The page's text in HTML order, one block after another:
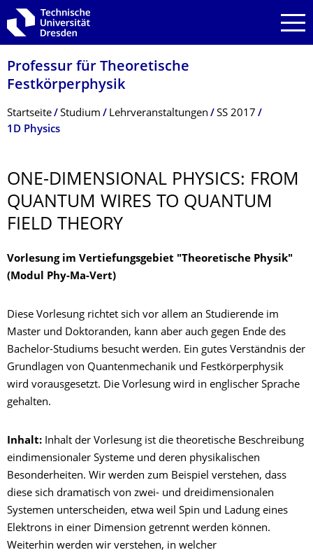
Zur Hauptnavigation springen
Zur Suche springen
Zum Inhalt springen
Professur für Theoretische
Festkörperphysik
Breadcrumb-Menü
Startseite Studium Lehrveranstaltungen
SS 2017
1D Physics
ONE-DIMENSIONAL PHYSICS: FROM
QUANTUM WIRES TO QUANTUM
FIELD THEORY
Vorlesung im Vertiefungsgebiet "Theoretische Physik"
(Modul Phy-Ma-Vert)
Diese Vorlesung richtet sich vor allem an Studierende im
Master und Doktoranden, kann aber auch gegen Ende des
Bachelor-Studiums besucht werden. Ein gutes Verständnis der
Grundlagen von Quantenmechanik und Festkörperphysik
wird vorausgesetzt. Die Vorlesung wird in englischer Sprache
gehalten.
Inhalt: Inhalt der Vorlesung ist die theoretische Beschreibung
eindimensionaler Systeme und deren physikalischen
Besonderheiten. Wir werden zum Beispiel verstehen, dass
diese sich dramatisch von zwei- und dreidimensionalen
Systemen unterscheiden, etwa weil Spin und Ladung eines
Elektrons in einer Dimension getrennt werden können.
Weiterhin werden wir verstehen, in welcher